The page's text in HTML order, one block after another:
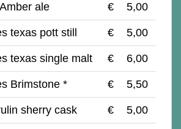
ale € 5,00
texas pott still € 5,00
texas single malt € 6,00
Brimstone * € 5,50
sherry cask € 5,00